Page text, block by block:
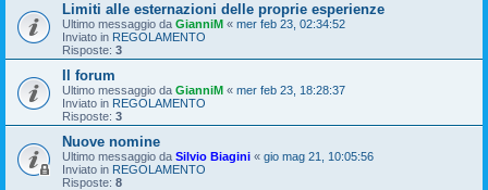
Limiti alle esternazioni delle proprie esperienze
Ultimo messaggio da GianniM « mer feb 23, 02:34:52
Inviato in REGOLAMENTO
Risposte: 3
Il forum
Ultimo messaggio da GianniM « mer feb 23, 18:28:37
Inviato in REGOLAMENTO
Risposte: 3
Nuove nomine
Ultimo messaggio da Silvio Biagini « gio mag 21, 10:05:56
Inviato in REGOLAMENTO
Risposte: 8